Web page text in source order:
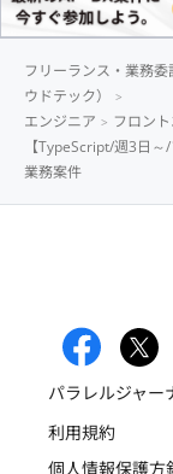
フリーランス・業務
ウドテック）
エンジニア
フロン
【TypeScript/週3日
業務案件
パラレルジャー
利用規約
個人情報保護方